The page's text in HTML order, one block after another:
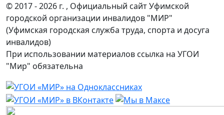
© 2017 - 2026 г. , Официальный сайт Уфимской
городской организации инвалидов "МИР"
(Уфимская городская служба труда, спорта и досуга
инвалидов)
При использовании материалов ссылка на УГОИ
"Мир" обязательна